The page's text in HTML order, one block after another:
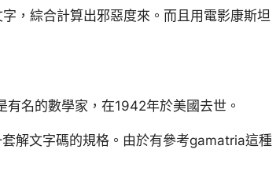
，綜合計算出邪惡度來。而且用電影康斯坦
名的數學家，在1942年於美國去世。
解文字碼的規格。由於有參考gamatria這種